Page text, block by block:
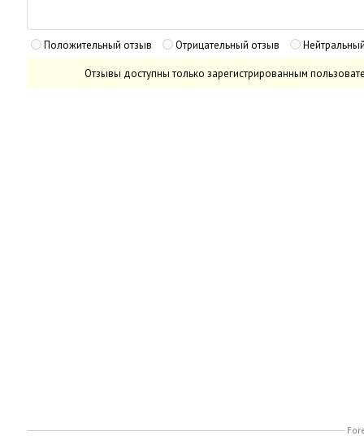
Положительный отзыв Отрицательный отзыв
Отзывы доступны только зарегистрированным